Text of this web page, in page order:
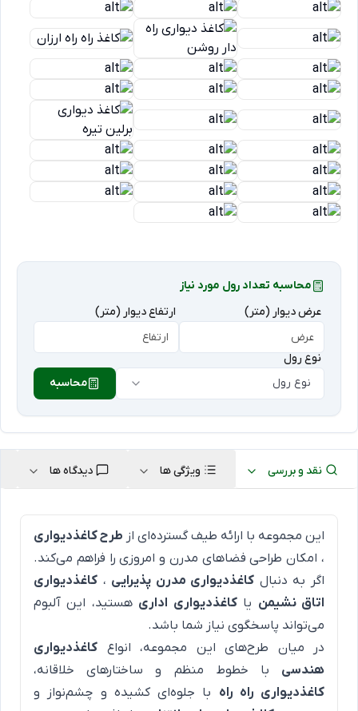
محاسبه تعداد رول مورد نیاز
عرض دیوار (متر)
ارتفاع دیوار (متر)
نوع رول
نوع رول
محاسبه
نقد و بررسی ویژگی ها دیدگاه ها
این مجموعه با ارائه طیف گسترده‌ای از طرح کاغذدیواری
، امکان طراحی فضاهای مدرن و امروزی را فراهم می‌کند.
اگر به دنبال کاغذدیواری مدرن پذیرایی ، کاغذدیواری
اتاق نشیمن یاکاغذدیواری اداری هستید، این آلبوم
می‌تواند پاسخگوی نیاز شما باشد.
در میان طرح‌های این مجموعه، انواع کاغذدیواری
هندسی با خطوط منظم و ساختارهای خلاقانه،
کاغذدیواری راه راه با جلوه‌ای کشیده و چشم‌نواز و